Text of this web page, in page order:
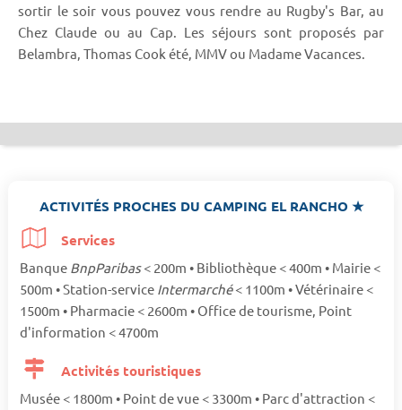
sortir le soir vous pouvez vous rendre au Rugby's Bar, au
Chez Claude ou au Cap. Les séjours sont proposés par
Belambra, Thomas Cook été, MMV ou Madame Vacances.
ACTIVITÉS PROCHES DU CAMPING EL RANCHO ★
Services
Banque BnpParibas< 200m • Bibliothèque < 400m • Mairie <
500m • Station-service Intermarché< 1100m • Vétérinaire <
1500m • Pharmacie < 2600m • Office de tourisme, Point
d'information < 4700m
Activités touristiques
Musée < 1800m • Point de vue < 3300m • Parc d'attraction <